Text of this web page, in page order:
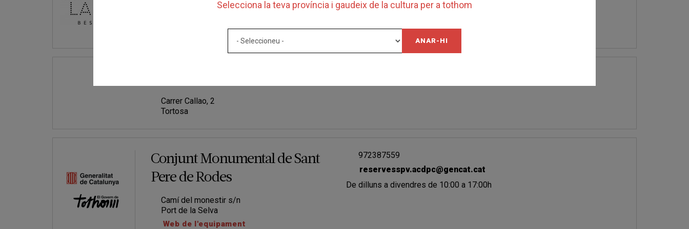
Plaça del Prat de Sant Pere, 15
Carrer Callao, 2
Tortosa
Conjunt Monumental de Sant
Pere de Rodes
Camí del monestir s/n
Port de la Selva
Web de l'equipament
972387559
reservesspv.acdpc@gencat.cat
De dilluns a divendres de 10:00 a 17:00h
Selecciona la teva província i gaudeix de la cultura per a tothom
ANAR-HI